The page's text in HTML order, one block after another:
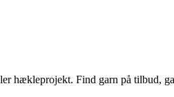
hækleprojekt. Find garn på tilbud,